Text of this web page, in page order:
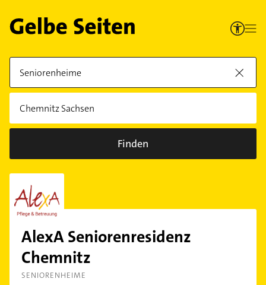
Finden
AlexA Seniorenresidenz
Chemnitz
SENIORENHEIME